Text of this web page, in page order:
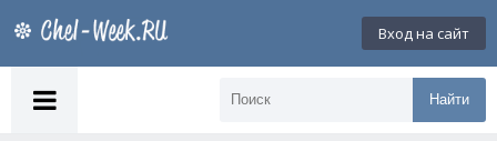
Вход на сайт
Найти